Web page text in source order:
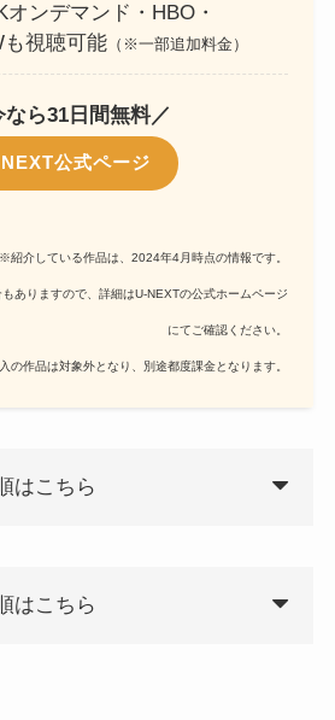
オンデマンド・HBO・
も視聴可能 （※一部追加料金）
なら31日間無料／
公式ページ
※紹介している作品は、2024年4月時点の情報です。
ありますので、詳細はU-NEXTの公式ホームページ
にてご確認ください。
の作品は対象外となり、別途都度課金となります。
はこちら
はこちら